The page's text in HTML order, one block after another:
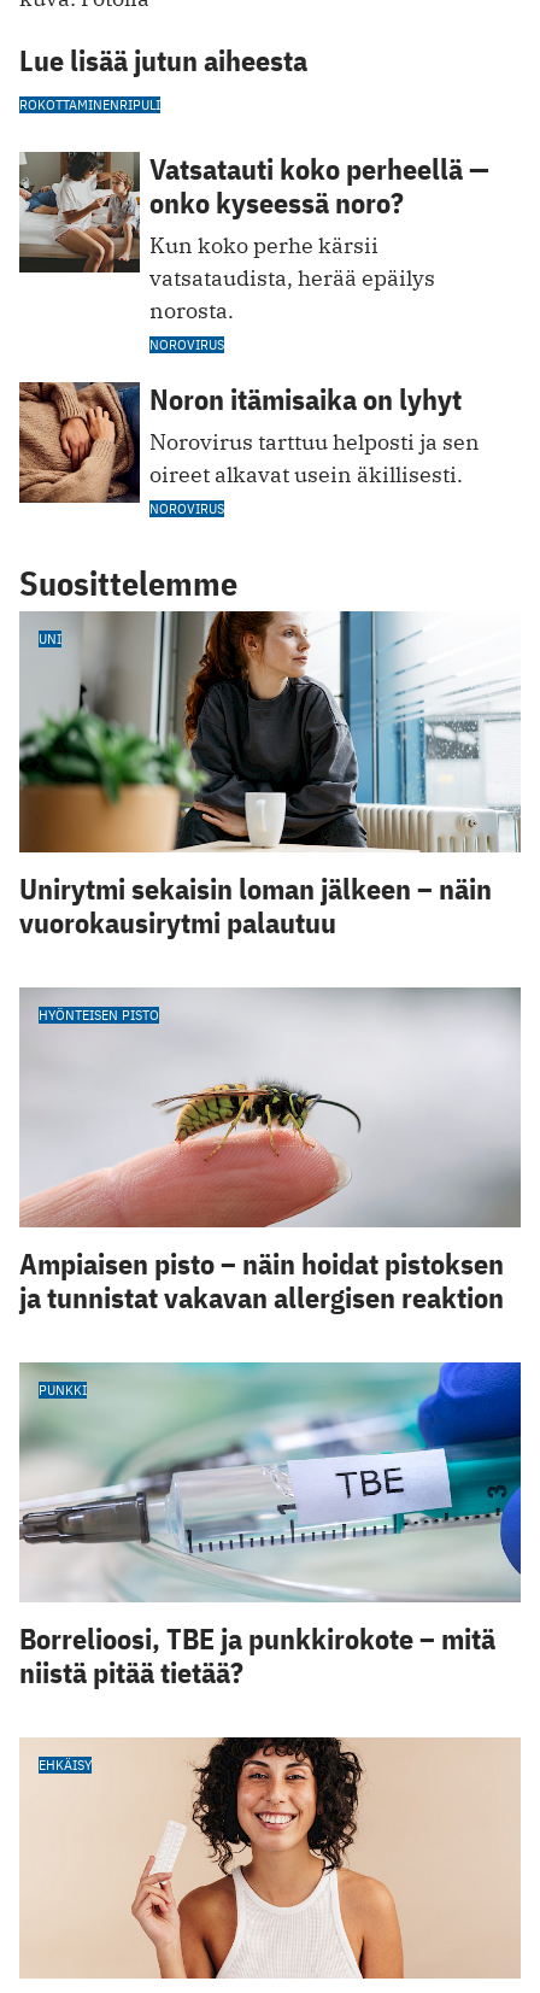
Lue lisää jutun aiheesta
ROKOTTAMINENRIPULI
Vatsatauti koko perheellä —
onko kyseessä noro?
Kun koko perhe kärsii
vatsataudista, herää epäilys
norosta.
NOROVIRUS
Noron itämisaika on lyhyt
Norovirus tarttuu helposti ja sen
oireet alkavat usein äkillisesti.
NOROVIRUS
Suosittelemme
UNI
Unirytmi sekaisin loman jälkeen – näin
vuorokausirytmi palautuu
HYÖNTEISEN PISTO
Ampiaisen pisto – näin hoidat pistoksen
ja tunnistat vakavan allergisen reaktion
PUNKKI
Borrelioosi, TBE ja punkkirokote – mitä
niistä pitää tietää?
EHKÄISY